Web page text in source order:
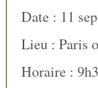
Date : 11
Lieu : Paris
Horaire :